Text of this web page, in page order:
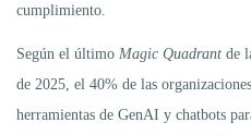
cumplimiento.
Según el último Magic Quadrant de
de 2025, el 40% de las
herramientas de GenAI y chatbots